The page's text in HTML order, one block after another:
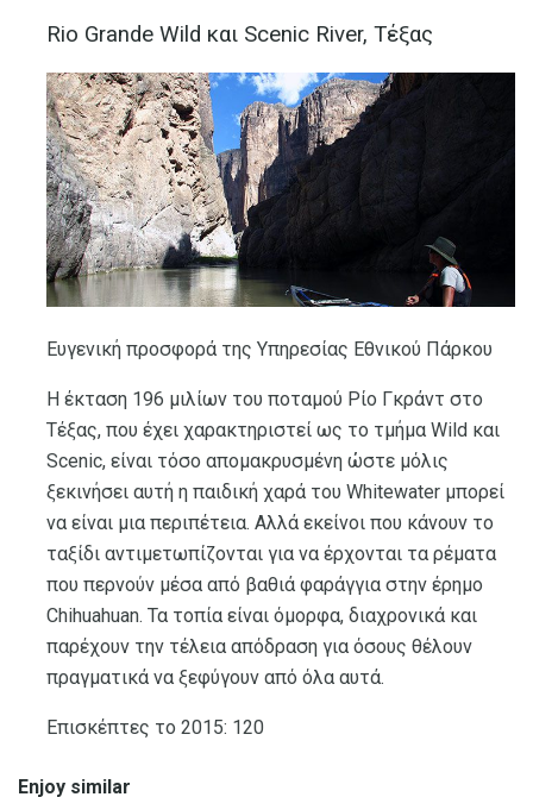
Rio Grande Wild και Scenic River, Τέξας
Ευγενική προσφορά της Υπηρεσίας Εθνικού Πάρκου
Η έκταση 196 μιλίων του ποταμού Ρίο Γκράντ στο
Τέξας, που έχει χαρακτηριστεί ως το τμήμα Wild και
Scenic, είναι τόσο απομακρυσμένη ώστε μόλις
ξεκινήσει αυτή η παιδική χαρά του Whitewater μπορεί
να είναι μια περιπέτεια. Αλλά εκείνοι που κάνουν το
ταξίδι αντιμετωπίζονται για να έρχονται τα ρέματα
που περνούν μέσα από βαθιά φαράγγια στην έρημο
Chihuahuan. Τα τοπία είναι όμορφα, διαχρονικά και
παρέχουν την τέλεια απόδραση για όσους θέλουν
πραγματικά να ξεφύγουν από όλα αυτά.
Επισκέπτες το 2015: 120
Enjoy similar